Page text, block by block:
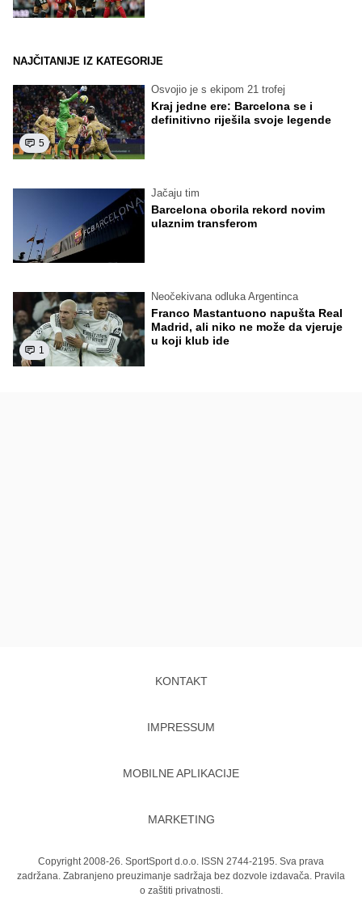
NAJČITANIJE IZ KATEGORIJE
5
Osvojio je s ekipom 21 trofej
Kraj jedne ere: Barcelona se i
definitivno riješila svoje legende
Jačaju tim
Barcelona oborila rekord novim
ulaznim transferom
1
Neočekivana odluka Argentinca
Franco Mastantuono napušta Real
Madrid, ali niko ne može da vjeruje
u koji klub ide
KONTAKT
IMPRESSUM
MOBILNE APLIKACIJE
MARKETING
Copyright 2008-26. SportSport d.o.o. ISSN 2744-2195. Sva prava
zadržana. Zabranjeno preuzimanje sadržaja bez dozvole izdavača. Pravila
o zaštiti privatnosti.